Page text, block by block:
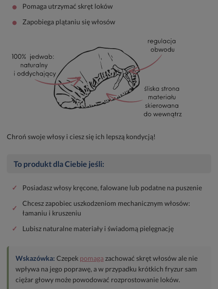
• Pomaga utrzymać skręt loków
• Zapobiega plątaniu się włosów
Chroń swoje włosy i ciesz się ich lepszą kondycją!
To produkt dla Ciebie jeśli:
✓ Posiadasz włosy kręcone, falowane lub podatne na puszenie
✓
Chcesz zapobiec uszkodzeniom mechanicznym włosów:
łamaniu i kruszeniu
✓
Lubisz naturalne materiały i świadomą pielęgnację
Wskazówka: Czepek pomaga zachować skręt włosów ale nie
wpływa na jego poprawę, a w przypadku krótkich fryzur sam
ciężar głowy może powodować rozprostowanie loków.